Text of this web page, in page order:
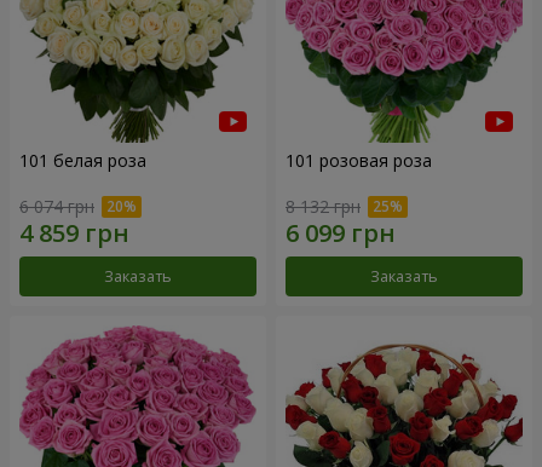
101 белая роза
6 074 грн
Заказать
101 розовая роза
8 132 грн
Заказать